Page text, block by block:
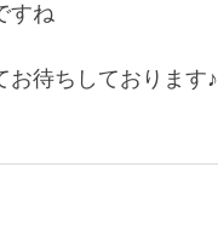
すね
お待ちしております♪